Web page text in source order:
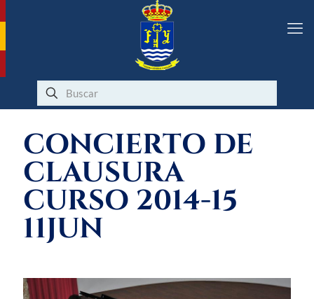
CONCIERTO DE
CLAUSURA
CURSO 2014-15
11JUN